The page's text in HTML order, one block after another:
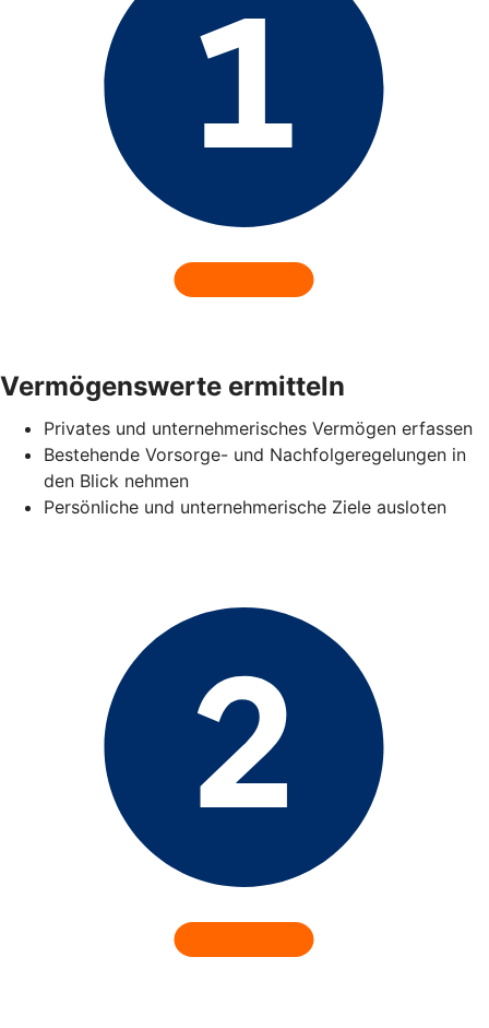
Vermögenswerte ermitteln
Privates und unternehmerisches Vermögen erfassen
Bestehende Vorsorge- und Nachfolgeregelungen in
den Blick nehmen
Persönliche und unternehmerische Ziele ausloten